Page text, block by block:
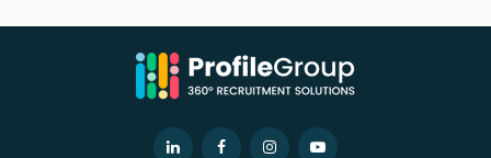
LinkedInFacebookInstagramYouTube